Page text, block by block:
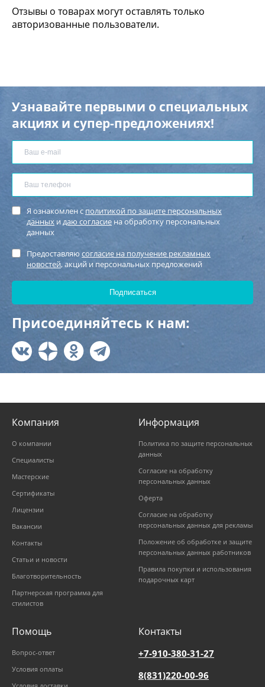
Отзывы о товарах могут оставлять только
авторизованные пользователи.
Узнавайте первыми о специальных
акциях и супер-предложениях!
Я ознакомлен с политикой по защите персональных
данных идаю согласие на обработку персональных
данных
Предоставляю согласие на получение рекламных
новостей, акций и персональных предложений
Присоединяйтесь к нам:
Компания
О компании
Специалисты
Мастерские
Сертификаты
Лицензии
Вакансии
Контакты
Статьи и новости
Благотворительность
Партнерская программа для
стилистов
Информация
Политика по защите персональных
данных
Согласие на обработку
персональных данных
Оферта
Согласие на обработку
персональных данных для рекламы
Положение об обработке и защите
персональных данных работников
Правила покупки и использования
подарочных карт
Помощь
Вопрос-ответ
Условия оплаты
Контакты
+7-910-380-31-27
8(831)220-00-96